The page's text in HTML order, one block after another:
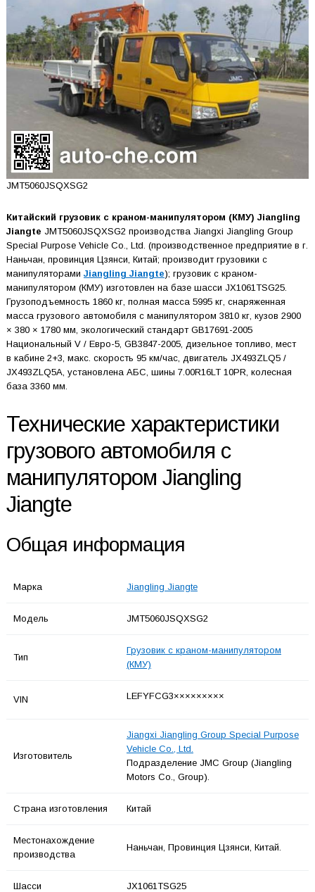
JMT5060JSQXSG2
Китайский грузовик с краном-манипулятором (КМУ) Jiangling
Jiangte JMT5060JSQXSG2 производства Jiangxi Jiangling Group
Special Purpose Vehicle Co., Ltd. (производственное предприятие в г.
Наньчан, провинция Цзянси, Китай; производит грузовики с
манипуляторами Jiangling Jiangte); грузовик с краном-
манипулятором (КМУ) изготовлен на базе шасси JX1061TSG25.
Грузоподъемность 1860 кг, полная масса 5995 кг, снаряженная
масса грузового автомобиля с манипулятором 3810 кг, кузов 2900
× 380 × 1780 мм, экологический стандарт GB17691-2005
Национальный V / Евро-5, GB3847-2005, дизельное топливо, мест
в кабине 2+3, макс. скорость 95 км/час, двигатель JX493ZLQ5 /
JX493ZLQ5A, установлена АБС, шины 7.00R16LT 10PR, колесная
база 3360 мм.
Технические характеристики
грузового автомобиля с
манипулятором Jiangling
Jiangte
Общая информация
Марка Jiangling Jiangte
Модель JMT5060JSQXSG2
Тип
Грузовик с краном-манипулятором
(КМУ)
VIN LEFYFCG3×××××××××
Изготовитель
Jiangxi Jiangling Group Special Purpose
Vehicle Co., Ltd.
Подразделение JMC Group (Jiangling
Motors Co., Group).
Страна изготовления Китай
Местонахождение
производства
Наньчан, Провинция Цзянси, Китай.
Шасси JX1061TSG25